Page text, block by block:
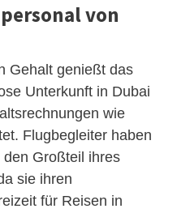
von
Gehalt genießt das
Unterkunft in Dubai
wie
Flugbegleiter haben
Großteil ihres
sie ihren
für Reisen in